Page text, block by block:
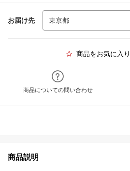
お届け先
商品をお気に入
商品についての問い合わせ
商品説明